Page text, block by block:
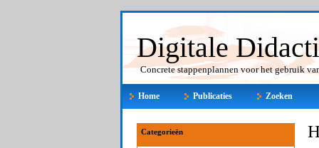
Digitale
Concrete stappenplannen voor het gebruik
Home Publicaties Zoeken
Categorieën